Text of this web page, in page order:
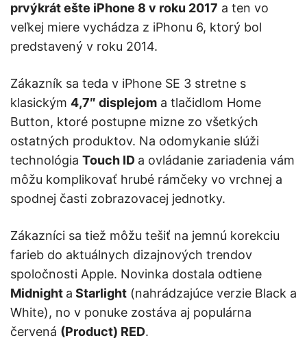
prvýkrát ešte iPhone 8 v roku 2017 a ten vo
veľkej miere vychádza z iPhonu 6, ktorý bol
predstavený v roku 2014.
Zákazník sa teda v iPhone SE 3 stretne s
klasickým 4,7″ displejom a tlačidlom Home
Button, ktoré postupne mizne zo všetkých
ostatných produktov. Na odomykanie slúži
technológia Touch ID a ovládanie zariadenia vám
môžu komplikovať hrubé rámčeky vo vrchnej a
spodnej časti zobrazovacej jednotky.
Zákazníci sa tiež môžu tešiť na jemnú korekciu
farieb do aktuálnych dizajnových trendov
spoločnosti Apple. Novinka dostala odtiene
Midnight a Starlight (nahrádzajúce verzie Black a
White), no v ponuke zostáva aj populárna
červená (Product) RED.